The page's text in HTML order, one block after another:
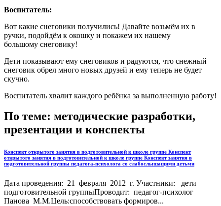
Воспитатель:
Вот какие снеговики получились! Давайте возьмём их в
ручки, подойдём к окошку и покажем их нашему
большому снеговику!
Дети показывают ему снеговиков и радуются, что снежный
снеговик обрел много новых друзей и ему теперь не будет
скучно.
Воспитатель хвалит каждого ребёнка за выполненную работу!
По теме: методические разработки,
презентации и конспекты
Конспект открытого занятия в подготовительной к школе группе Конспект
открытого занятия в подготовительной к школе группе Конспект занятия в
подготовительной группы педагога-психолога со слабослышащими детьми
Дата проведения: 21 февраля 2012 г. Участники: дети
подготовительной группыПроводит: педагог-психолог
Панова М.М.Цель:способствовать формиров...